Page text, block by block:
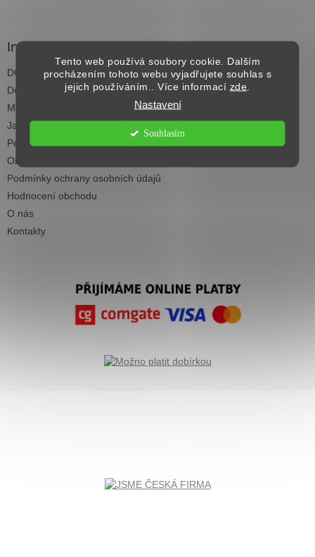
Tento web používá soubory cookie. Dalším
procházením tohoto webu vyjadřujete souhlas s
jejich používáním.. Více informací zde
Nastavení
Souhlasím
Informace pro vás
DOPRAVA NAD 2.500,- KČ ZDARMA
Dodací termíny
Možnosti platby
Jak vybrat koberec do každé místnosti
Péče a čištění koberců
Obchodní podmínky
Podmínky ochrany osobních údajů
Hodnocení obchodu
O nás
Kontakty